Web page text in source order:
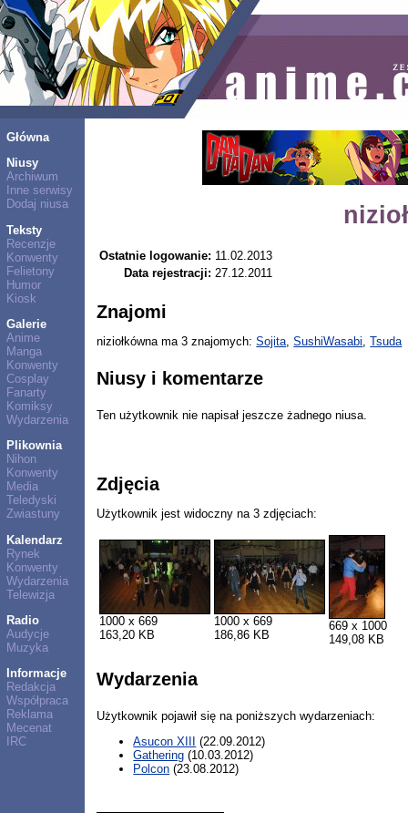
Główna
Niusy
Archiwum
Inne serwisy
Dodaj niusa
Teksty
Recenzje
Konwenty
Felietony
Humor
Kiosk
Galerie
Anime
Manga
Konwenty
Cosplay
Fanarty
Komiksy
Wydarzenia
Plikownia
Nihon
Konwenty
Media
Teledyski
Zwiastuny
Kalendarz
Rynek
Konwenty
Wydarzenia
Telewizja
Radio
Audycje
Muzyka
Informacje
Redakcja
Współpraca
Reklama
Mecenat
IRC
Ostatnie logowanie: 11.02.2013
Data rejestracji: 27.12.2011
Znajomi
niziołkówna ma 3 znajomych:Sojita,SushiWasabi,Tsuda
Niusy i komentarze
Ten użytkownik nie napisał jeszcze żadnego niusa.
Zdjęcia
Użytkownik jest widoczny na 3 zdjęciach:
1000 x 669
163,20 KB
1000 x 669
186,86 KB
669 x 1000
149,08 KB
Wydarzenia
Użytkownik pojawił się na poniższych wydarzeniach:
Asucon XIII
(22.09.2012)
Gathering (10.03.2012)
Polcon (23.08.2012)